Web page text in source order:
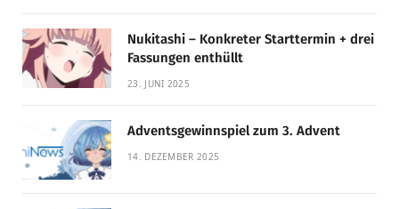
Nukitashi – Konkreter Starttermin + drei
Fassungen enthüllt
23. JUNI 2025
Adventsgewinnspiel zum 3. Advent
14. DEZEMBER 2025